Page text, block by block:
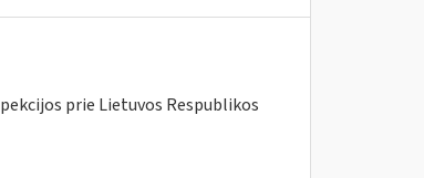
prie Lietuvos Respublikos